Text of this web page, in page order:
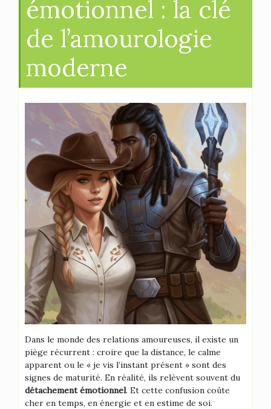
émotionnel : la clé
de l’amourologie
moderne
Dans le monde des relations amoureuses, il existe un
piège récurrent : croire que la distance, le calme
apparent ou le « je vis l’instant présent » sont des
signes de maturité. En réalité, ils relèvent souvent du
détachement émotionnel. Et cette confusion coûte
cher en temps, en énergie et en estime de soi.